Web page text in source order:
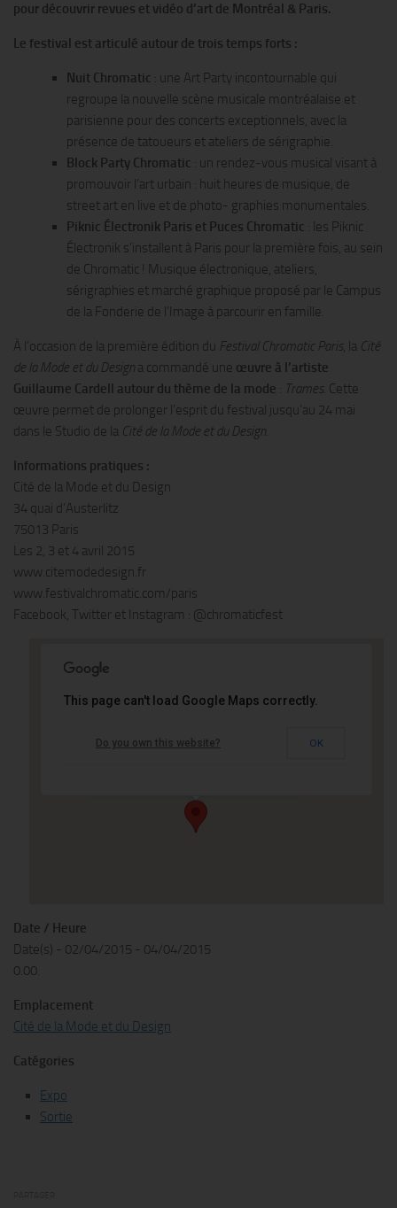
pour découvrir revues et vidéo d’art de Montréal & Paris.
Le festival est articulé autour de trois temps forts :
Nuit Chromatic : une Art Party incontournable qui
regroupe la nouvelle scène musicale montréalaise et
parisienne pour des concerts exceptionnels, avec la
présence de tatoueurs et ateliers de sérigraphie.
Block Party Chromatic : un rendez-vous musical visant à
promouvoir l’art urbain : huit heures de musique, de
street art en live et de photo- graphies monumentales.
Piknic Électronik Paris et Puces Chromatic : les Piknic
Électronik s’installent à Paris pour la première fois, au sein
de Chromatic ! Musique électronique, ateliers,
sérigraphies et marché graphique proposé par le Campus
de la Fonderie de l’Image à parcourir en famille.
À l’occasion de la première édition du Festival Chromatic Paris, la Cité
de la Mode et du Design a commandé une œuvre à l’artiste
Guillaume Cardell autour du thème de la mode : Trames. Cette
œuvre permet de prolonger l’esprit du festival jusqu’au 24 mai
dans le Studio de la Cité de la Mode et du Design.
Informations pratiques :
Cité de la Mode et du Design
34 quai d’Austerlitz
75013 Paris
Les 2, 3 et 4 avril 2015
www.citemodedesign.fr
www.festivalchromatic.com/paris
Facebook, Twitter et Instagram : @chromaticfest
This page can't load Google Maps correctly.
Do you own this website? OK
Date / Heure
Date(s) - 02/04/2015 - 04/04/2015
0.00.
Emplacement
Cité de la Mode et du Design
Catégories
Expo
Sortie